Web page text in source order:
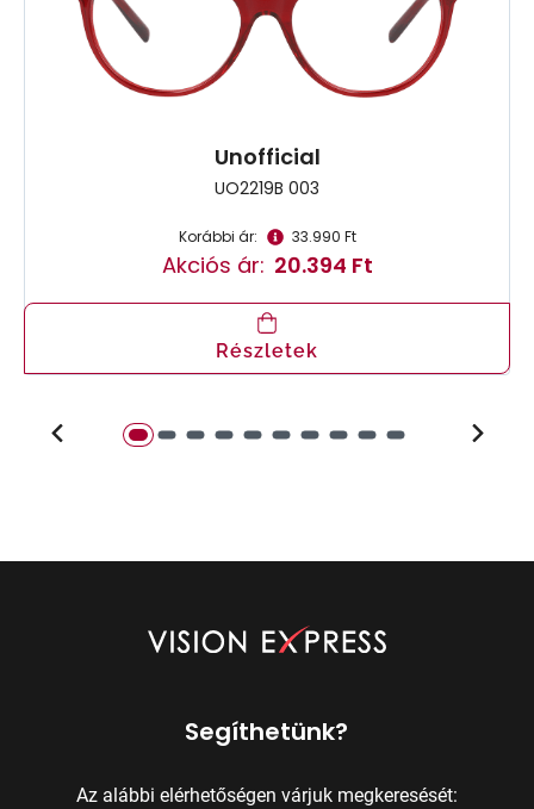
Unofficial
UO2219B 003
Korábbi ár: 33.990 Ft
Akciós ár: 20.394 Ft
Részletek
Segíthetünk?
Az alábbi elérhetőségen várjuk megkeresését: